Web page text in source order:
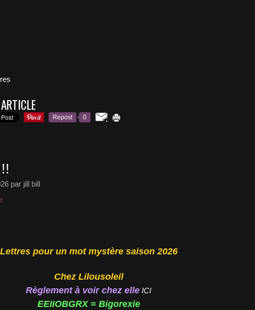
Repost 0
par jill bill
Lettres pour un mot mystère saison 2026
Chez Lilousoleil
Règlement à voir chez elle ICI
EEIIOBGRX = Bigorexie